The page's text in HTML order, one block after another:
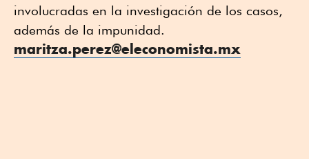
involucradas en la investigación de los casos,
además de la impunidad.
maritza.perez@eleconomista.mx